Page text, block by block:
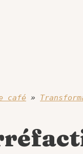
café »